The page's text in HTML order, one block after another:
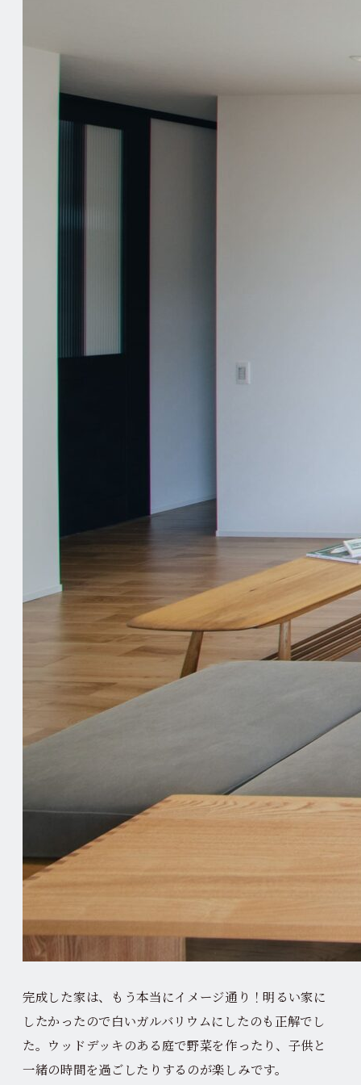
完成した家は、もう本当にイメージ通り！明るい家に
したかったので白いガルバリウムにしたのも正解でし
た。ウッドデッキのある庭で野菜を作ったり、子供と
一緒の時間を過ごしたりするのが楽しみです。